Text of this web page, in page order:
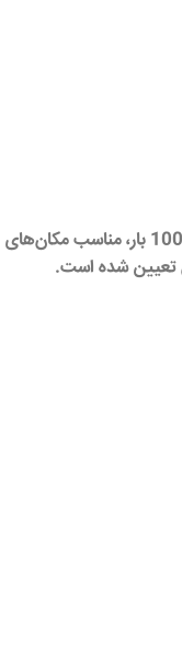
با طراحی مدرن و نصب بدون نیاز به سیم‌کشی، امنیت و کنترل تردد بهینه را برای هتل‌ها فراهم می‌آورد. این قفل با قابلیت باز شدن بیش از 100,000 بار، مناسب مکان‌های
تعیین شده است.